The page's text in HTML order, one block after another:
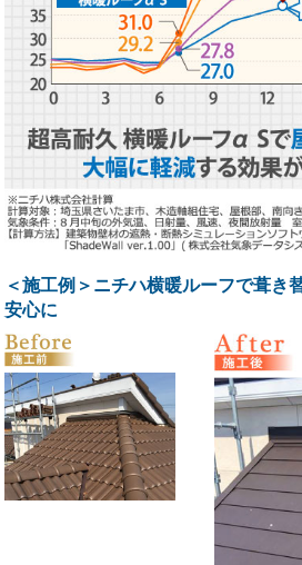
＜施工例＞ニチハ横暖ルーフで葺き
安心に